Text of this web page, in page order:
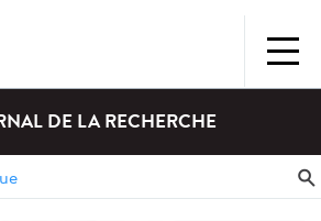
DE LA RECHERCHE